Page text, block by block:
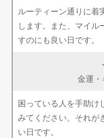
ルーティーン通りに着
します。また、マイル
すのにも良い日です。
金運・
困っている人を手助け
みてください。それが
い日です。